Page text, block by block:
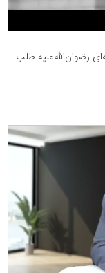
رضوان‌الله‌علیه طلب